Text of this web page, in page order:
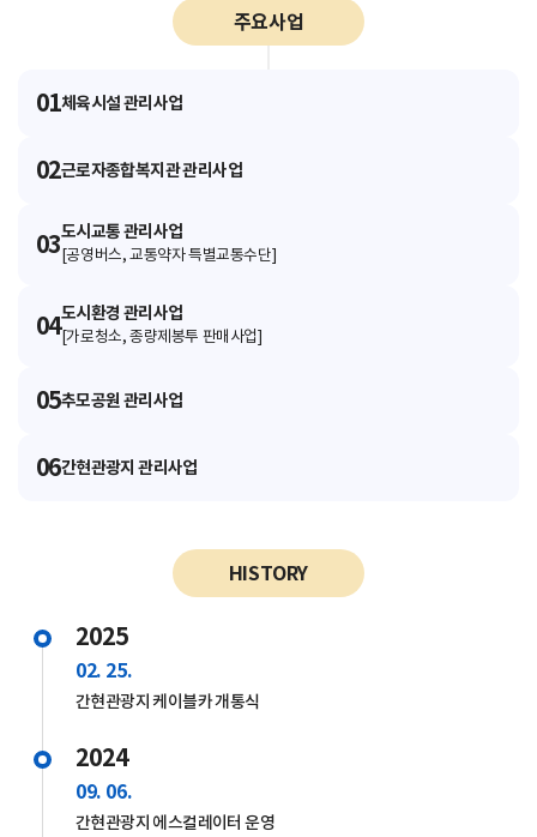
주요사업
01체육시설 관리사업
02근로자종합복지관 관리사업
03도시교통 관리사업
[공영버스, 교통약자 특별교통수단]
04도시환경 관리사업
[가로청소, 종량제봉투 판매사업]
05추모공원 관리사업
06간현관광지 관리사업
HISTORY
2025
02. 25.
간현관광지 케이블카 개통식
2024
09. 06.
간현관광지 에스컬레이터 운영